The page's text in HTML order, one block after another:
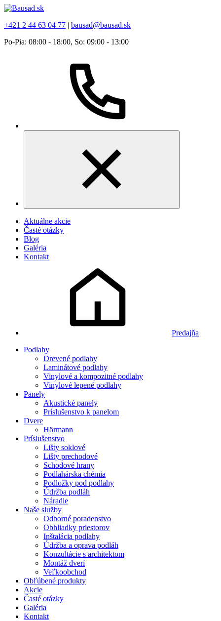
+421 2 44 63 04 77 | bausad@bausad.sk
Po-Pia: 08:00 - 18:00, So: 09:00 - 13:00
Aktuálne akcie
Časté otázky
Blog
Galéria
Kontakt
Predajňa
Podlahy
Drevené podlahy
Laminátové podlahy
Vinylové a kompozitné podlahy
Vinylové lepené podlahy
Panely
Akustické panely
Príslušenstvo k panelom
Dvere
Hörmann
Príslušenstvo
Lišty soklové
Lišty prechodové
Schodové hrany
Podlahárska chémia
Podložky pod podlahy
Údržba podláh
Náradie
Naše služby
Odborné poradenstvo
Obhliadky priestorov
Inštalácia podlahy
Údržba a oprava podláh
Konzultácie s architektom
Montáž dverí
Veľkoobchod
Obľúbené produkty
Akcie
Časté otázky
Galéria
Kontakt